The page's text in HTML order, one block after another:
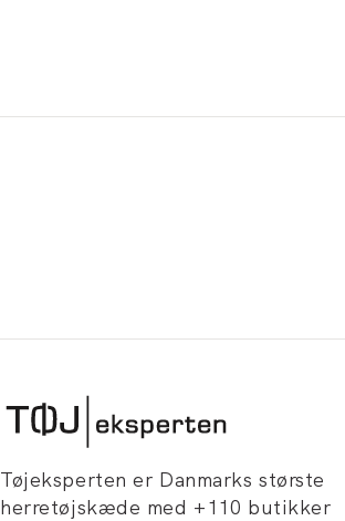
Tøjeksperten er Danmarks største
herretøjskæde med +110 butikker